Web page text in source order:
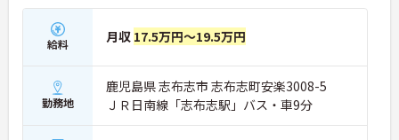
給料 月収 17.5万円～19.5万円
勤務地
鹿児島県 志布志市 志布志町安楽3008-5
ＪＲ日南線「志布志駅」バス・車9分